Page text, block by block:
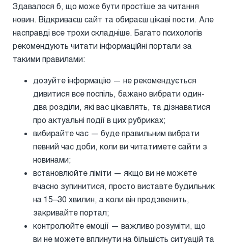
Здавалося б, що може бути простіше за читання
новин. Відкриваєш сайт та обираєш цікаві пости. Але
насправді все трохи складніше. Багато психологів
рекомендують читати інформаційні портали за
такими правилами:
дозуйте інформацію — не рекомендується
дивитися все поспіль, бажано вибрати один-
два розділи, які вас цікавлять, та дізнаватися
про актуальні події в цих рубриках;
вибирайте час — буде правильним вибрати
певний час доби, коли ви читатимете сайти з
новинами;
встановлюйте ліміти — якщо ви не можете
вчасно зупинитися, просто виставте будильник
на 15–30 хвилин, а коли він продзвенить,
закривайте портал;
контролюйте емоції — важливо розуміти, що
ви не можете вплинути на більшість ситуацій та